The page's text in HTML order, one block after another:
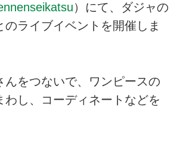
）にて、ダジャの
のライブイベントを開催しま
んをつないで、ワンピースの
わし、コーディネートなどを